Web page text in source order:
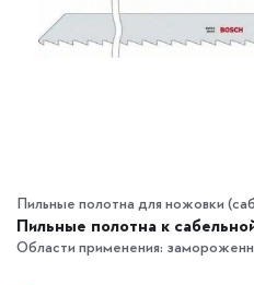
Пильные полотна для ножовки
Пильные полотна к
Области применения: